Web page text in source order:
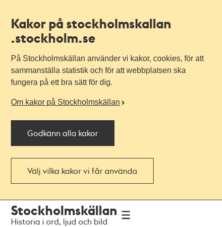
Kakor på stockholmskallan
.stockholm.se
På Stockholmskällan använder vi kakor, cookies, för att
sammanställa statistik och för att webbplatsen ska
fungera på ett bra sätt för dig.
Om kakor på Stockholmskällan
Godkänn alla kakor
Välj vilka kakor vi får använda
navigationen
huvudinnehållet
Stockholmskällan
Historia i ord, ljud och bild